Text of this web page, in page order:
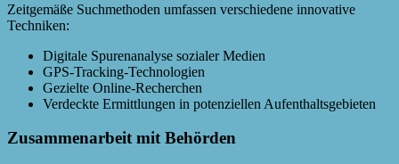
Zeitgemäße Suchmethoden umfassen verschiedene innovative
Techniken:
Digitale Spurenanalyse sozialer Medien
GPS-Tracking-Technologien
Gezielte Online-Recherchen
Verdeckte Ermittlungen in potenziellen Aufenthaltsgebieten
Zusammenarbeit mit Behörden